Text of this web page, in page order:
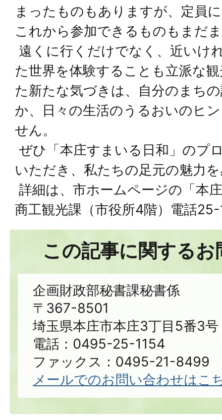
まったものもありますが、定員
これから参加できるものもまだ
遠くに行くだけでなく、近いけ
た世界を体験することも立派な
た新たな気づきは、自分のまち
か、日々の生活のうるおいのヒ
せん。
ぜひ「本庄すまいる日和」のプ
いただき、私たちの足元の魅力
詳細は、市ホームページの「本
商工観光課（市役所4階）電話
この記事に関する
企画財政部秘書課秘書係
〒367-8501
埼玉県本庄市本庄3丁目5番3号
電話：0495-25-1154
ファックス：0495-21-8499
メールでのお問い合わせはこ